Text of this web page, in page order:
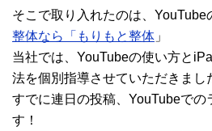
そこで取り入れたのは、YouTube
整体なら「もりもと整体 」
当社では、YouTubeの使い方と
法を個別指導させていただきまし
すでに連日の投稿、YouTubeでの
す！